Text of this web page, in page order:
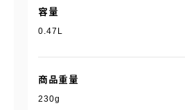
容量
0.47L
商品重量
230g